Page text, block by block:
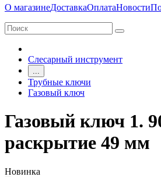
О магазинеДоставкаОплатаНовости
Слесарный инструмент
...
Трубные ключи
Газовый ключ
Газовый ключ 1.
раскрытие 49 мм
Новинка